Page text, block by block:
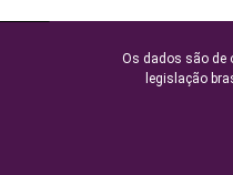
Os dados são de
legislação